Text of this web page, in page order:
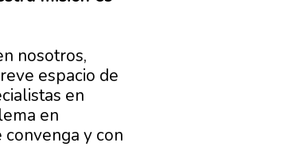
nosotros,
espacio de
en
en
y con